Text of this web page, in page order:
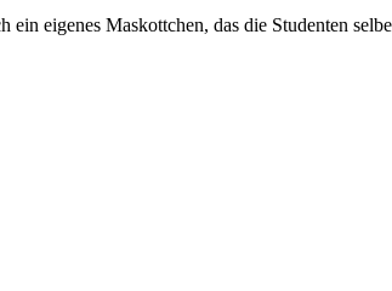
eigenes Maskottchen, das die Studenten